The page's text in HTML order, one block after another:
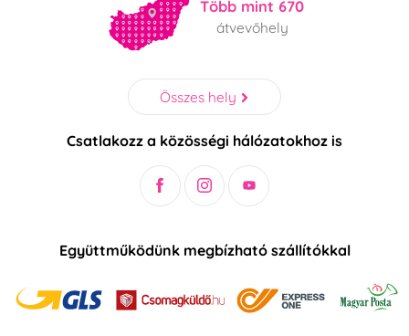
Több mint 670
átvevőhely
Összes hely
Csatlakozz a közösségi hálózatokhoz is
Együttműködünk megbízható szállítókkal